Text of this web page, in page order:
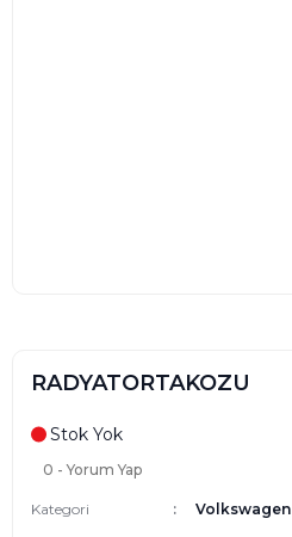
RADYATORTAKOZU
Stok Yok
0 - Yorum Yap
Kategori
Volkswagen